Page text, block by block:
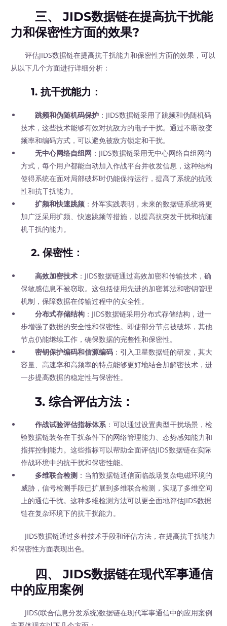
三、 JIDS数据链在提高抗干扰能
力和保密性方面的效果?
评估JIDS数据链在提高抗干扰能力和保密性方面的效果，可以
从以下几个方面进行详细分析：
1.抗干扰能力 ：
跳频和伪随机码保护 ：JIDS数据链采用了跳频和伪随机码
技术，这些技术能够有效对抗敌方的电子干扰。通过不断改变
频率和编码方式，可以避免被敌方锁定和干扰。
无中心网络自组网 ：JIDS数据链采用无中心网络自组网的
方式，每个用户都能自动加入作战平台并收发信息，这种结构
使得系统在面对局部破坏时仍能保持运行，提高了系统的抗毁
性和抗干扰能力。
扩频和快速跳频 ：外军实践表明，未来的数据链系统将更
加广泛采用扩频、快速跳频等措施，以提高抗突发干扰和抗随
机干扰的能力。
2.保密性 ：
高效加密技术 ：JIDS数据链通过高效加密和传输技术，确
保敏感信息不被窃取。这包括使用先进的加密算法和密钥管理
机制，保障数据在传输过程中的安全性。
分布式存储结构 ：JIDS数据链采用分布式存储结构，进一
步增强了数据的安全性和保密性。即使部分节点被破坏，其他
节点仍能继续工作，确保数据的完整性和保密性。
密钥保护编码和信源编码 ：引入卫星数据链的研发，其大
容量、高速率和高频率的特点能够更好地结合加解密技术，进
一步提高数据的稳定性与保密性。
3.综合评估方法：
作战试验评估指标体系：可以通过设置典型干扰场景，检
验数据链装备在干扰条件下的网络管理能力、态势感知能力和
指挥控制能力。这些指标可以帮助全面评估JIDS数据链在实际
作战环境中的抗干扰和保密性能。
多维联合检测 ：当前数据链通信面临战场复杂电磁环境的
威胁，信号检测手段已扩展到多维联合检测，实现了多维空间
上的通信干扰。这种多维检测方法可以更全面地评估JIDS数据
链在复杂环境下的抗干扰能力。
JIDS数据链通过多种技术手段和评估方法，在提高抗干扰能力
和保密性方面表现出色。
四、 JIDS数据链在现代军事通信
中的应用案例
JIDS(联合信息分发系统)数据链在现代军事通信中的应用案例